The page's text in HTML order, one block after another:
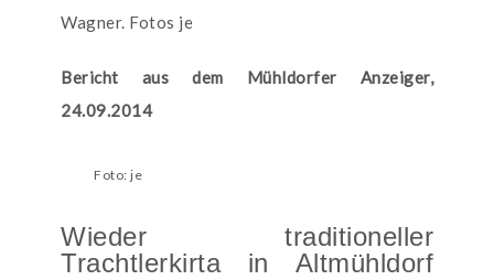
Wagner. Fotos je
Bericht aus dem Mühldorfer Anzeiger,
24.09.2014
Foto: je
Wieder traditioneller
Trachtlerkirta in Altmühldorf